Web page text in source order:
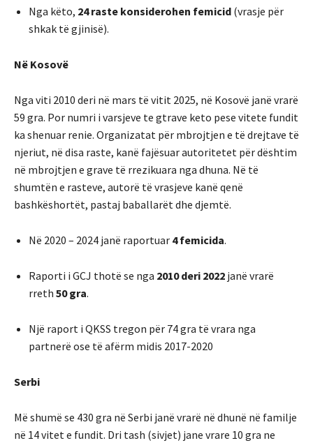
Nga këto, 24 raste konsiderohen femicid (vrasje për
shkak të gjinisë).
Në Kosovë
Nga viti 2010 deri në mars të vitit 2025, në Kosovë janë vrarë
59 gra. Por numri i varsjeve te gtrave keto pese vitete fundit
ka shenuar renie. Organizatat për mbrojtjen e të drejtave të
njeriut, në disa raste, kanë fajësuar autoritetet për dështim
në mbrojtjen e grave të rrezikuara nga dhuna. Në të
shumtën e rasteve, autorë të vrasjeve kanë qenë
bashkëshortët, pastaj baballarët dhe djemtë.
Në 2020 – 2024 janë raportuar 4 femicida.
Raporti i GCJ thotë se nga 2010 deri 2022 janë vrarë
rreth 50 gra.
Një raport i QKSS tregon për 74 gra të vrara nga
partnerë ose të afërm midis 2017-2020
Serbi
Më shumë se 430 gra në Serbi janë vrarë në dhunë në familje
në 14 vitet e fundit. Dri tash (sivjet) jane vrare 10 gra ne